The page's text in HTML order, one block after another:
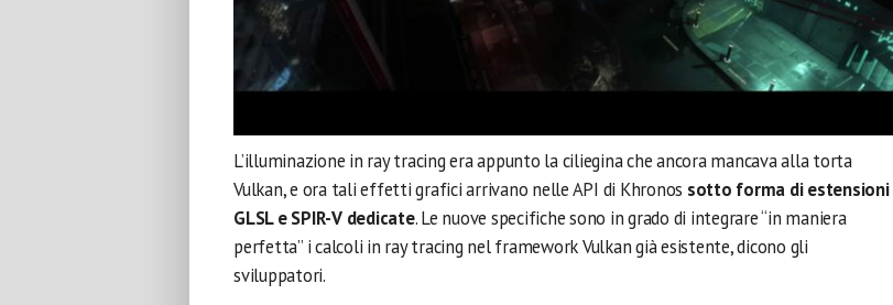
L’illuminazione in ray tracing era appunto la ciliegina che ancora mancava alla torta
Vulkan, e ora tali effetti grafici arrivano nelle API di Khronos sotto forma di estensioni
GLSL e SPIR-V dedicate. Le nuove specifiche sono in grado di integrare “in maniera
perfetta” i calcoli in ray tracing nel framework Vulkan già esistente, dicono gli
sviluppatori.